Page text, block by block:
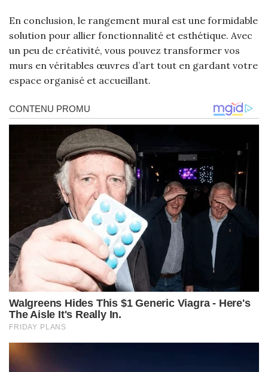
En conclusion, le rangement mural est une formidable
solution pour allier fonctionnalité et esthétique. Avec
un peu de créativité, vous pouvez transformer vos
murs en véritables œuvres d’art tout en gardant votre
espace organisé et accueillant.